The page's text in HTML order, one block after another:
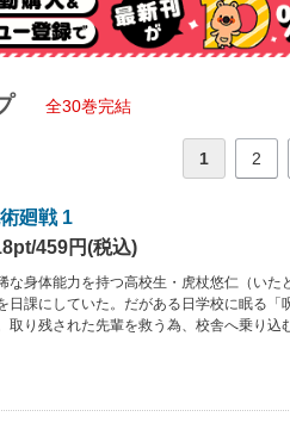
プ 全30巻完結
1 2
廻戦 1
459円(税込)
な身体能力を持つ高校生・虎杖悠仁（い
日課にしていた。だがある日学校に眠る「
取り残された先輩を救う為、校舎へ乗り込